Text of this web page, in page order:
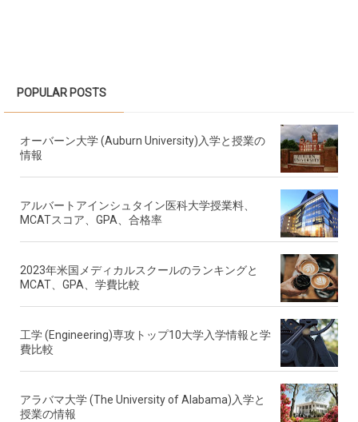
POPULAR POSTS
オーバーン大学 (Auburn University)入学と授業の
情報
アルバートアインシュタイン医科大学授業料、
MCATスコア、GPA、合格率
2023年米国メディカルスクールのランキングと
MCAT、GPA、学費比較
工学 (Engineering)専攻トップ10大学入学情報と学
費比較
アラバマ大学 (The University of Alabama)入学と
授業の情報